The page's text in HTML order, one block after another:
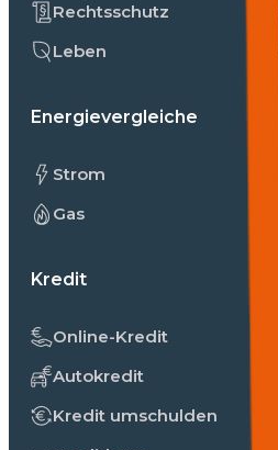
Rechtsschutz
Leben
Energievergleiche
Strom
Gas
Kredit
Online-Kredit
Autokredit
Kredit umschulden